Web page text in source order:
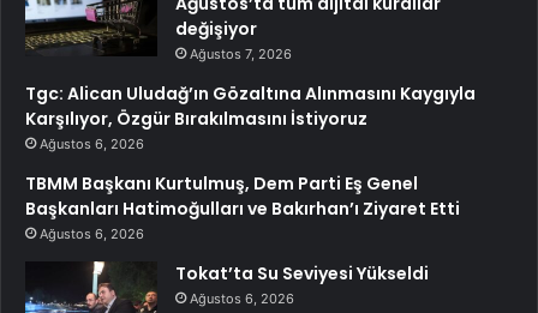
değişiyor
Ağustos 7, 2026
Tgc: Alican Uludağ’ın Gözaltına Alınmasını Kaygıyla
Karşılıyor, Özgür Bırakılmasını İstiyoruz
Ağustos 6, 2026
TBMM Başkanı Kurtulmuş, Dem Parti Eş Genel
Başkanları Hatimoğulları ve Bakırhan’ı Ziyaret Etti
Ağustos 6, 2026
Tokat’ta Su Seviyesi Yükseldi
Ağustos 6, 2026